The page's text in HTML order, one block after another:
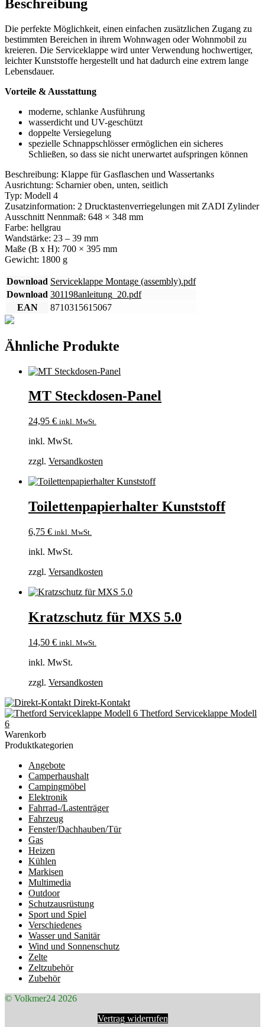
Beschreibung
Die perfekte Möglichkeit, einen einfachen zusätzlichen Zugang zu
bestimmten Bereichen in ihrem Wohnwagen oder Wohnmobil zu
kreieren. Die Serviceklappe wird unter Verwendung hochwertiger,
leichter Kunststoffe hergestellt und hat dadurch eine extrem lange
Lebensdauer.
Vorteile & Ausstattung
moderne, schlanke Ausführung
wasserdicht und UV-geschützt
doppelte Versiegelung
spezielle Schnappschlösser ermöglichen ein sicheres
Schließen, so dass sie nicht unerwartet aufspringen können
Beschreibung: Klappe für Gasflaschen und Wassertanks
Ausrichtung: Scharnier oben, unten, seitlich
Typ: Modell 4
Zusatzinformation: 2 Drucktastenverriegelungen mit ZADI Zylinder
Ausschnitt Nennmaß: 648 × 348 mm
Farbe: hellgrau
Wandstärke: 23 – 39 mm
Maße (B x H): 700 × 395 mm
Gewicht: 1800 g
Download Serviceklappe Montage (assembly).pdf
Download 301198anleitung_20.pdf
EAN
8710315615067
Ähnliche Produkte
MT Steckdosen-Panel
24,95 € inkl. MwSt.
inkl. MwSt.
zzgl. Versandkosten
Toilettenpapierhalter Kunststoff
6,75 € inkl. MwSt.
inkl. MwSt.
zzgl. Versandkosten
Kratzschutz für MXS 5.0
14,50 € inkl. MwSt.
inkl. MwSt.
zzgl. Versandkosten
Direkt-Kontakt
Thetford Serviceklappe Modell
6
Warenkorb
Produktkategorien
Angebote
Camperhaushalt
Campingmöbel
Elektronik
Fahrrad-/Lastenträger
Fahrzeug
Fenster/Dachhauben/Tür
Gas
Heizen
Kühlen
Markisen
Multimedia
Outdoor
Schutzausrüstung
Sport und Spiel
Verschiedenes
Wasser und Sanitär
Wind und Sonnenschutz
Zelte
Zeltzubehör
Zubehör
© Volkmer24 2026
Vertrag widerrufen